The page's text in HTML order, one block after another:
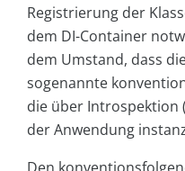
Registrierung der
dem DI-Container
dem Umstand, dass
sogenannte
die über Introspektion
der Anwendung
Den